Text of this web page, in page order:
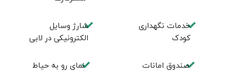
خدمات نگهداری
کودک
شارژ وسایل
الکترونیکی در لابی
صندوق امانات نمای رو به حیاط